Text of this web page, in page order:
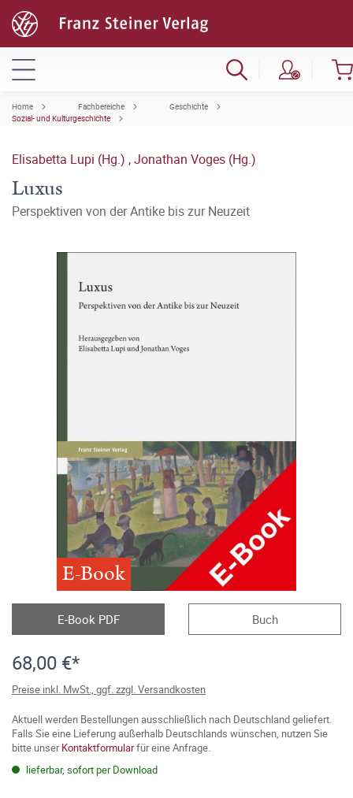
Home Fachbereiche
Geschichte
Sozial- und Kulturgeschichte
Elisabetta Lupi (Hg.) ,Jonathan Voges (Hg.)
Luxus
Perspektiven von der Antike bis zur Neuzeit
E-Book
E-Book PDF Buch
68,00 €*
Preise inkl. MwSt., ggf. zzgl. Versandkosten
Aktuell werden Bestellungen ausschließlich nach Deutschland geliefert.
Falls Sie eine Lieferung außerhalb Deutschlands wünschen, nutzen Sie
bitte unserKontaktformularfür eine Anfrage.
lieferbar, sofort per Download